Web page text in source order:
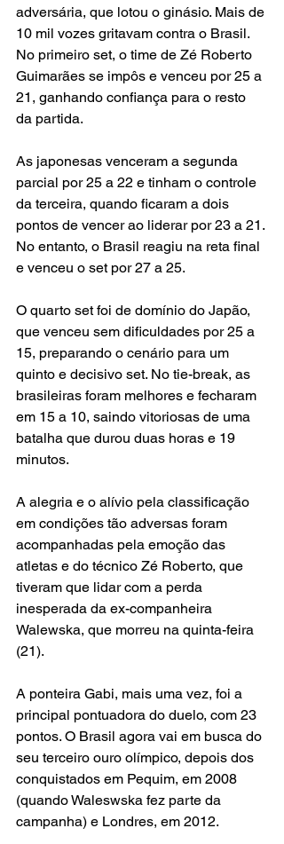
adversária, que lotou o ginásio. Mais de
10 mil vozes gritavam contra o Brasil.
No primeiro set, o time de Zé Roberto
Guimarães se impôs e venceu por 25 a
21, ganhando confiança para o resto
da partida.
As japonesas venceram a segunda
parcial por 25 a 22 e tinham o controle
da terceira, quando ficaram a dois
pontos de vencer ao liderar por 23 a 21.
No entanto, o Brasil reagiu na reta final
e venceu o set por 27 a 25.
O quarto set foi de domínio do Japão,
que venceu sem dificuldades por 25 a
15, preparando o cenário para um
quinto e decisivo set. No tie-break, as
brasileiras foram melhores e fecharam
em 15 a 10, saindo vitoriosas de uma
batalha que durou duas horas e 19
minutos.
A alegria e o alívio pela classificação
em condições tão adversas foram
acompanhadas pela emoção das
atletas e do técnico Zé Roberto, que
tiveram que lidar com a perda
inesperada da ex-companheira
Walewska, que morreu na quinta-feira
(21).
A ponteira Gabi, mais uma vez, foi a
principal pontuadora do duelo, com 23
pontos. O Brasil agora vai em busca do
seu terceiro ouro olímpico, depois dos
conquistados em Pequim, em 2008
(quando Waleswska fez parte da
campanha) e Londres, em 2012.